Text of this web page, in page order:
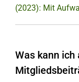
(2023): Mit
Was kann ich